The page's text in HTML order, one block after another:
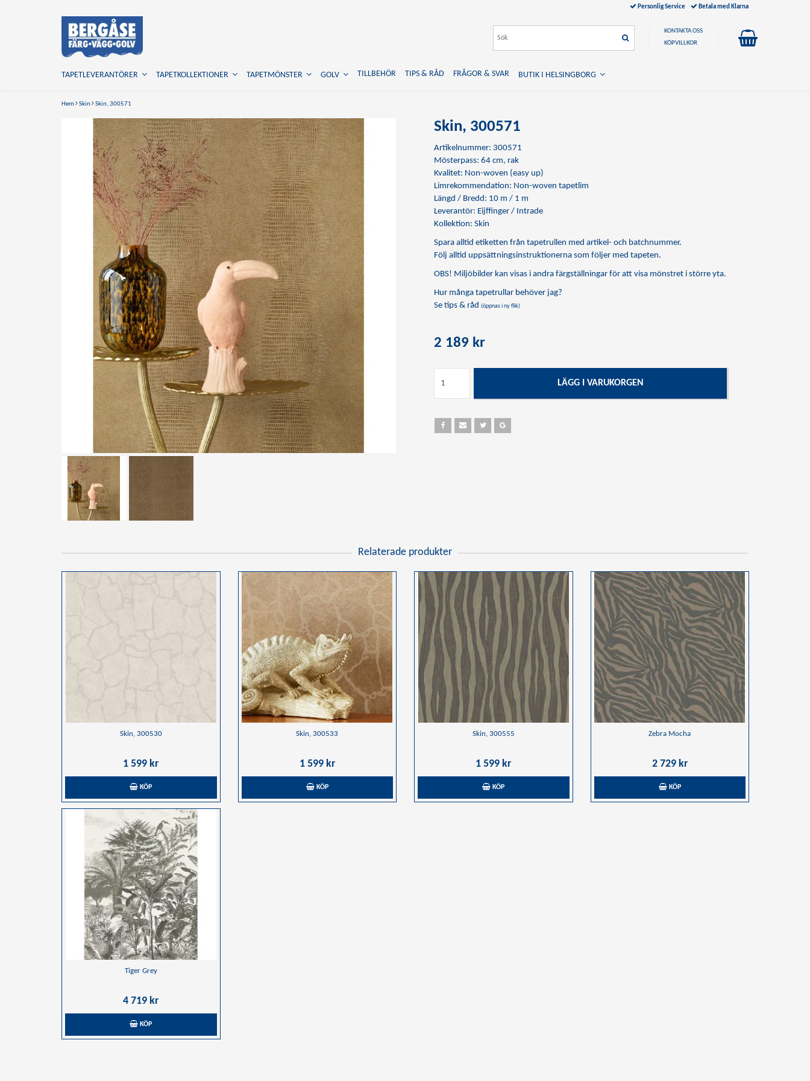
Hem Skin Skin, 300571
Skin, 300571
Artikelnummer: 300571
Mösterpass: 64 cm, rak
Kvalitet: Non-woven (easy up)
Limrekommendation: Non-woven tapetlim
Längd / Bredd: 10 m / 1 m
Leverantör: Eijffinger / Intrade
Kollektion: Skin
Spara alltid etiketten från tapetrullen med artikel- och batchnummer.
Följ alltid uppsättningsinstruktionerna som följer med tapeten.
OBS! Miljöbilder kan visas i andra färgställningar för att visa mönstret i större yta.
Hur många tapetrullar behöver jag?
Se tips & råd (öppnas i ny flik)
2 189 kr
LÄGG I VARUKORGEN
Relaterade produkter
Skin, 300530
1 599 kr
KÖP
Skin, 300533
1 599 kr
KÖP
Skin, 300555
1 599 kr
KÖP
Zebra Mocha
2 729 kr
KÖP
Tiger Grey
4 719 kr
KÖP
Personlig Service Betala med Klarna
KONTAKTA OSS
KÖPVILLKOR
TAPETLEVERANTÖRER TAPETKOLLEKTIONER TAPETMÖNSTER GOLV TILLBEHÖR TIPS & RÅD FRÅGOR & SVAR BUTIK I HELSINGBORG